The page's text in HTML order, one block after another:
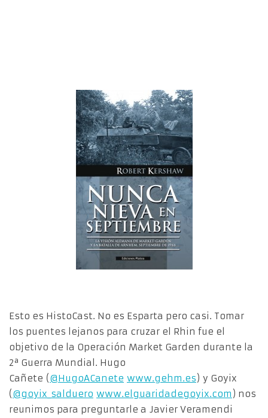
Esto es HistoCast. No es Esparta pero casi. Tomar
los puentes lejanos para cruzar el Rhin fue el
objetivo de la Operación Market Garden durante la
2ª Guerra Mundial. Hugo
Cañete (@HugoACanete www.gehm.es) y Goyix
(@goyix_salduero www.elguaridadegoyix.com ) nos
reunimos para preguntarle a Javier Veramendi